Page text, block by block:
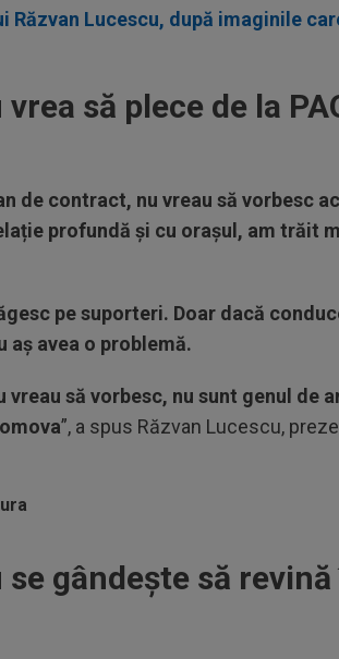
Răzvan Lucescu, după imaginile
să plece de la
de contract, nu vreau să vorbesc
profundă și cu orașul, am trăit
pe suporteri. Doar dacă
aș avea o problemă.
să vorbesc, nu sunt genul de
”, a spus Răzvan Lucescu,
gândește să revină